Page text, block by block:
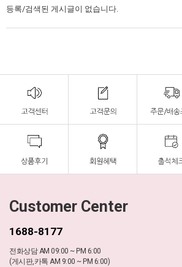
등록/검색된 게시글이 없습니다.
Customer Center
1688-8177
전화상담 AM 09:00 ~ PM 6:00
(게시판,카톡 AM 9:00 ~ PM 6:00)